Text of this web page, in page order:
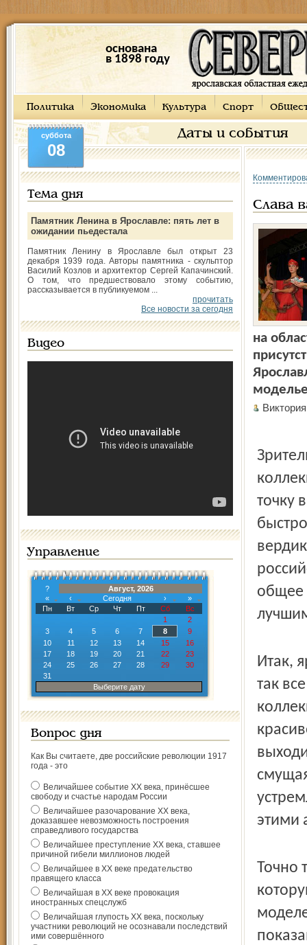
основана
в 1898 году
Политика Экономика Культура Спорт
Даты и события
суббота
08
Тема дня
Памятник Ленина в Ярославле: пять лет в
ожидании пьедестала
Памятник Ленину в Ярославле был открыт 23
декабря 1939 года. Авторы памятника - скульптор
Василий Козлов и архитектор Сергей Капачинский.
О том, что предшествовало этому событию,
рассказывается в публикуемом ...
прочитать
Все новости за сегодня
Видео
Управление
?
Август, 2026
«
‹ Сегодня ›
»
Пн
Вт Ср Чт Пт Сб
Вс
1
2
3
4 5 6 7 8
9
10
11 12 13 14 15
16
17
18 19 20 21 22
23
24
25 26 27 28 29
30
31
Выберите дату
Вопрос дня
Как Вы считаете, две российские революции 1917
года - это
Величайшее событие ХХ века, принёсшее
свободу и счастье народам России
Величайшее разочарование ХХ века,
доказавшее невозможность построения
справедливого государства
Величайшее преступление ХХ века, ставшее
причиной гибели миллионов людей
Величайшее в ХХ веке предательство
правящего класса
Величайшая в ХХ веке провокация
иностранных спецслужб
Величайшая глупость ХХ века, поскольку
участники революций не осознавали последствий
ими совершённого
Слава
на
точку
общее
Итак,
так
этими
Точно